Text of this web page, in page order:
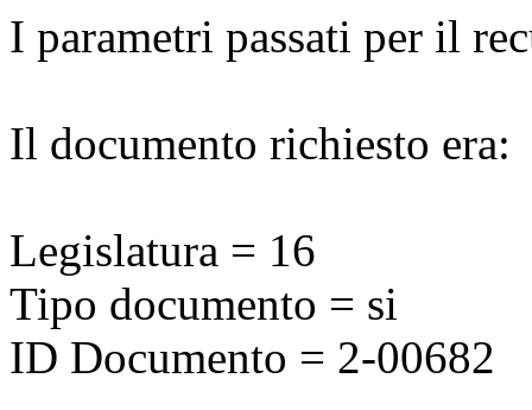
I parametri passati per il
Il documento richiesto era:
Legislatura = 16
Tipo documento = si
ID Documento = 2-00682